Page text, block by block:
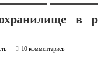
в
10 комментариев